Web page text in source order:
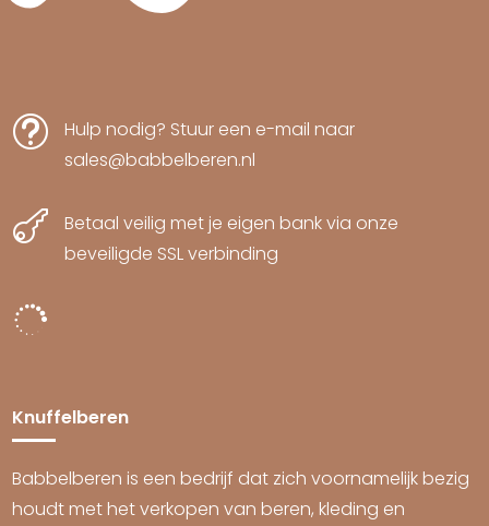
t
Hulp nodig? Stuur een e-mail naar
sales@babbelberen.nl

Betaal veilig met je eigen bank via onze
beveiligde SSL verbinding

Knuffelberen
Babbelberen is een bedrijf dat zich voornamelijk bezig
houdt met het verkopen van beren, kleding en